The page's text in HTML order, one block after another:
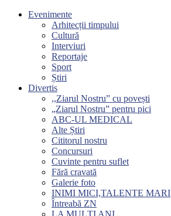
Evenimente
Arhitecții timpului
Cultură
Interviuri
Reportaje
Sport
Știri
Divertis
,,Ziarul Nostru” cu povești
„Ziarul Nostru” pentru pici
ABC-UL MEDICAL
Alte Știri
Cititorul nostru
Concursuri
Cuvinte pentru suflet
Fără cravată
Galerie foto
INIMI MICI,TALENTE MARI
Întreabă ZN
LA MULŢI ANI